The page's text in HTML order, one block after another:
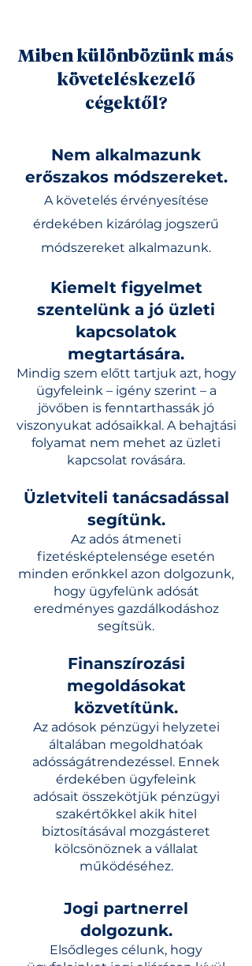
Miben különbözünk más
követeléskezelő
cégektől?
Nem alkalmazunk
erőszakos módszereket.
A követelés érvényesítése
érdekében kizárólag jogszerű
módszereket alkalmazunk.
Kiemelt figyelmet
szentelünk a jó üzleti
kapcsolatok
megtartására.
Mindig szem előtt tartjuk azt, hogy
ügyfeleink – igény szerint – a
jövőben is fenntarthassák jó
viszonyukat adósaikkal. A behajtási
folyamat nem mehet az üzleti
kapcsolat rovására.
Üzletviteli tanácsadással
segítünk.
Az adós átmeneti
fizetésképtelensége esetén
minden erőnkkel azon dolgozunk,
hogy ügyfelünk adósát
eredményes gazdálkodáshoz
segítsük.
Finanszírozási
megoldásokat
közvetítünk.
Az adósok pénzügyi helyzetei
általában megoldhatóak
adósságátrendezéssel. Ennek
érdekében ügyfeleink
adósait összekötjük pénzügyi
szakértőkkel akik hitel
biztosításával mozgásteret
kölcsönöznek a vállalat
működéséhez.
Jogi partnerrel
dolgozunk.
Elsődleges célunk, hogy